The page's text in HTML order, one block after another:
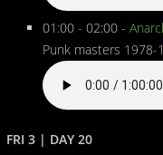
01:00 - 02:00 -
Punk masters 1978-
FRI 3 | DAY 20